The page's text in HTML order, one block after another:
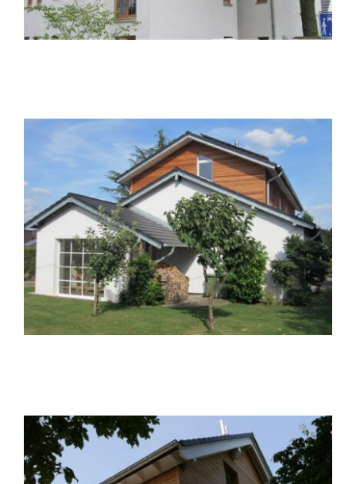
Dachaufstockung D19